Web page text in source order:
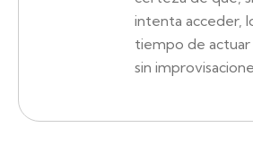
intenta acceder,
tiempo de actuar
sin